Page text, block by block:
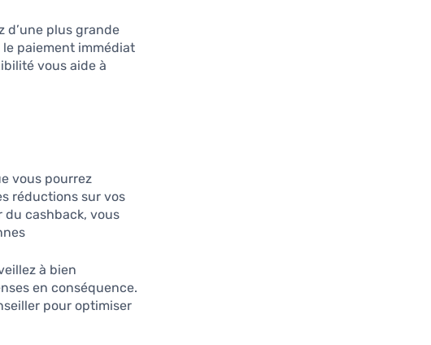
d’une plus grande
paiement immédiat
vous aide à
vous pourrez
réductions sur vos
du cashback, vous
à bien
en conséquence.
pour optimiser